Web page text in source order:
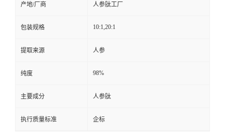
产地/厂商 人参肽工厂
包装规格 10:1,20:1
提取来源 人参
纯度 98%
主要成分 人参肽
执行质量标准 企标